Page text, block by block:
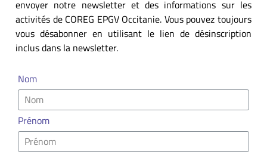
envoyer notre newsletter et des informations sur les
activités de COREG EPGV Occitanie. Vous pouvez toujours
vous désabonner en utilisant le lien de désinscription
inclus dans la newsletter.
Nom
Prénom